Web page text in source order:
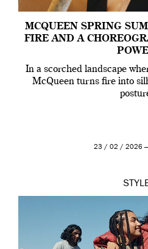
MCQUEEN SPRING
FIRE AND A
In a scorched landscape
McQueen turns fire into
23 / 02 / 2026